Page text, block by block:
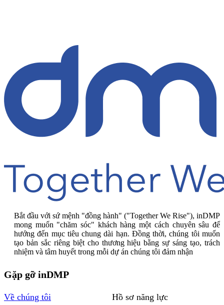
Bắt đầu với sứ mệnh "đồng hành" ("Together We Rise"), inDMP
mong muốn "chăm sóc" khách hàng một cách chuyên sâu để
hướng đến mục tiêu chung dài hạn. Đồng thời, chúng tôi muốn
tạo bản sắc riêng biệt cho thương hiệu bằng sự sáng tạo, trách
nhiệm và tâm huyết trong mỗi dự án chúng tôi đảm nhận
Gặp gỡ inDMP
Về chúng tôi
Hồ sơ năng lực